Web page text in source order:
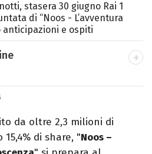
stasera 30 giugno Rai 1
di “Noos - L’avventura
anticipazioni e ospiti
FACEBOOK
è il canale del portale
al mondo della
spettacolo e del gossip.
da oltre 2,3 milioni di
di share, "Noos –